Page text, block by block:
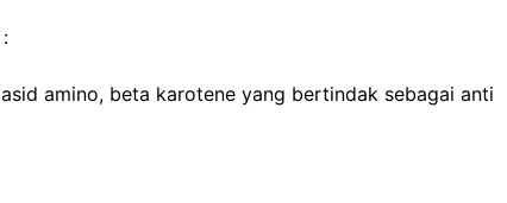
amino, beta karotene yang bertindak sebagai anti